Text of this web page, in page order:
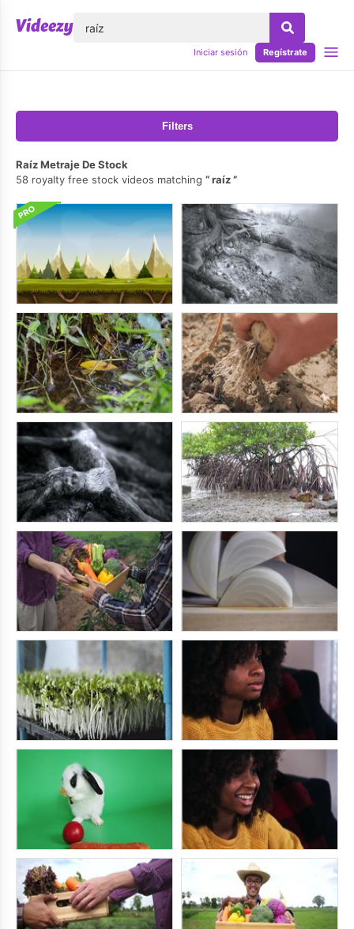
Iniciar sesión Regístrate
Filters
Raíz Metraje De Stock
58 royalty free stock videos matching
raíz